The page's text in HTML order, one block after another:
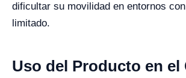
dificultar su movilidad en entornos
limitado.
Uso del Producto en el